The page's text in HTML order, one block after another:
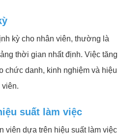
kỳ cho nhân viên, thường là
thời gian nhất định. Việc tăng
chức danh, kinh nghiệm và hiệu
viên.
suất làm việc
viên dựa trên hiệu suất làm việc